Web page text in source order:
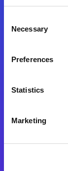
Selection
Necessary
Preferences
Statistics
Marketing